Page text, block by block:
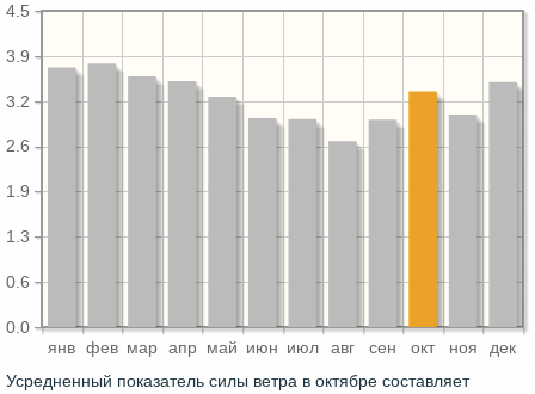
янв фев мар апр май июн июл авг сен окт ноя дек
0.0
0.6
1.3
1.9
2.6
3.2
3.9
4.5
Усредненный показатель силы ветра в октябре составляет